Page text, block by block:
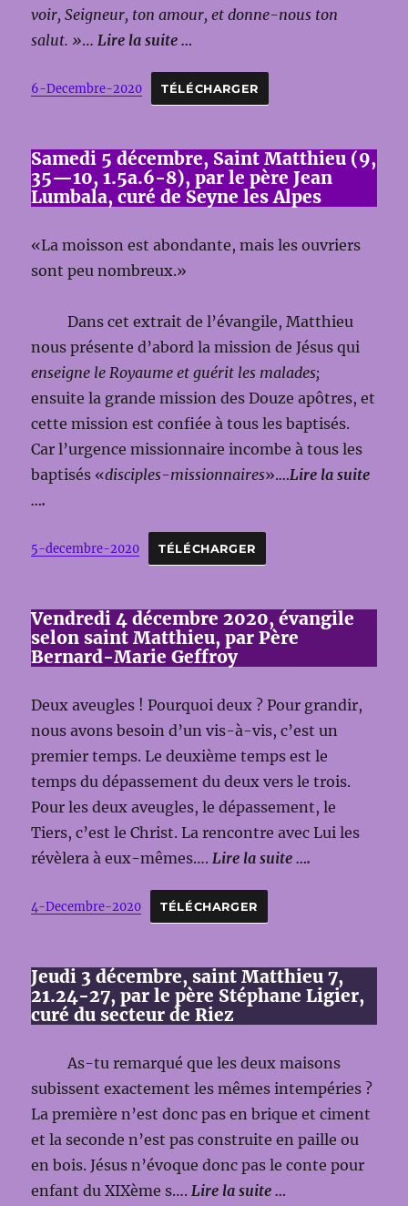
voir, Seigneur, ton amour, et donne-nous ton
salut. »… Lire la suite …
6-Decembre-2020 TÉLÉCHARGER
Samedi 5 décembre, Saint Matthieu (9,
35—10, 1.5a.6-8), par le père Jean
Lumbala, curé de Seyne les Alpes
«La moisson est abondante, mais les ouvriers
sont peu nombreux.»
Dans cet extrait de l’évangile, Matthieu
nous présente d’abord la mission de Jésus qui
enseigne le Royaume et guérit les malades;
ensuite la grande mission des Douze apôtres, et
cette mission est confiée à tous les baptisés.
Car l’urgence missionnaire incombe à tous les
baptisés «disciples-missionnaires».…Lire la suite
….
5-decembre-2020 TÉLÉCHARGER
Vendredi 4 décembre 2020, évangile
selon saint Matthieu, par Père
Bernard-Marie Geffroy
Deux aveugles ! Pourquoi deux ? Pour grandir,
nous avons besoin d’un vis-à-vis, c’est un
premier temps. Le deuxième temps est le
temps du dépassement du deux vers le trois.
Pour les deux aveugles, le dépassement, le
Tiers, c’est le Christ. La rencontre avec Lui les
révèlera à eux-mêmes….Lire la suite ….
4-Decembre-2020 TÉLÉCHARGER
Jeudi 3 décembre, saint Matthieu 7,
21.24-27, par le père Stéphane Ligier,
curé du secteur de Riez
As-tu remarqué que les deux maisons
subissent exactement les mêmes intempéries ?
La première n’est donc pas en brique et ciment
et la seconde n’est pas construite en paille ou
en bois. Jésus n’évoque donc pas le conte pour
enfant du XIXème s….Lire la suite …